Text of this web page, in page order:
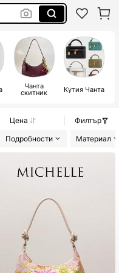
Чанта
скитник Кутия Чанта
Цена
Филтър
Подробности Материал